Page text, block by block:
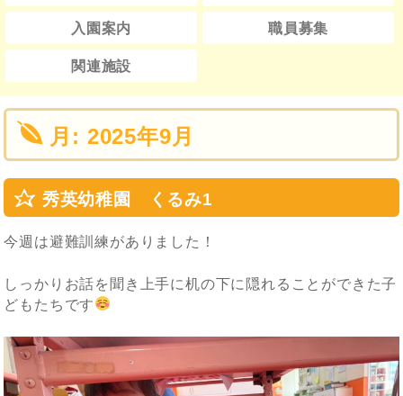
入園案内 職員募集
関連施設
月: 2025年9月
秀英幼稚園 くるみ1
今週は避難訓練がありました！
しっかりお話を聞き上手に机の下に隠れることができた子
どもたちです